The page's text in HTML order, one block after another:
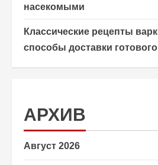
насекомыми
Классические рецепты
способы доставки
АРХИВ
Август 2026